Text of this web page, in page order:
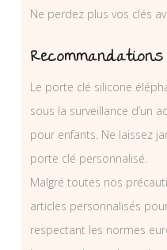
Ne perdez plus vos clés
Recommandations
Le porte clé silicone
sous la surveillance d’un
pour enfants. Ne laissez
porte clé personnalisé.
Malgré toutes nos
articles personnalisés
respectant les normes